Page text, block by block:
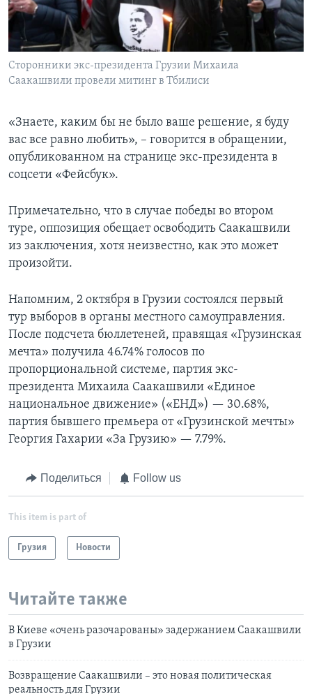
Сторонники экс-президента Грузии Михаила
Саакашвили провели митинг в Тбилиси
«Знаете, каким бы не было ваше решение, я буду
вас все равно любить», – говорится в обращении,
опубликованном на странице экс-президента в
соцсети «Фейсбук».
Примечательно, что в случае победы во втором
туре, оппозиция обещает освободить Саакашвили
из заключения, хотя неизвестно, как это может
произойти.
Напомним, 2 октября в Грузии состоялся первый
тур выборов в органы местного самоуправления.
После подсчета бюллетеней, правящая «Грузинская
мечта» получила 46.74% голосов по
пропорциональной системе, партия экс-
президента Михаила Саакашвили «Единое
национальное движение» («ЕНД») — 30.68%,
партия бывшего премьера от «Грузинской мечты»
Георгия Гахарии «За Грузию» — 7.79%.
Поделиться Follow us
This item is part of
Грузия Новости
Читайте также
В Киеве «очень разочарованы» задержанием Саакашвили
в Грузии
Возвращение Саакашвили – это новая политическая
реальность для Грузии